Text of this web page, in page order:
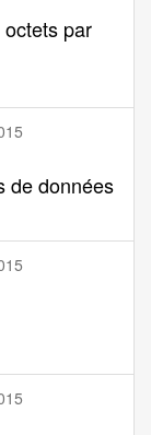
par
de données